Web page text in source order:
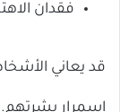
فقدان
قد يعاني
اسمرار بشرتهم.